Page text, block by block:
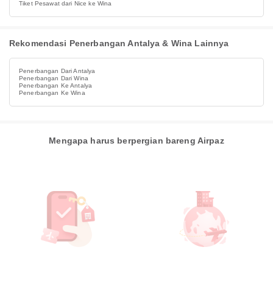
Tiket Pesawat dari Nice ke Wina
Rekomendasi Penerbangan Antalya & Wina Lainnya
Penerbangan Dari Antalya
Penerbangan Dari Wina
Penerbangan Ke Antalya
Penerbangan Ke Wina
Mengapa harus berpergian bareng Airpaz